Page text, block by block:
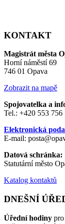
KONTAKT
Magistrát města
Horní náměstí 69
746 01 Opava
Zobrazit na mapě
Spojovatelka a
Tel.: +420 553 756
Elektronická
E-mail:
Datová schránka:
Statutární město
Katalog kontaktů
DNEŠNÍ
Úřední hodiny